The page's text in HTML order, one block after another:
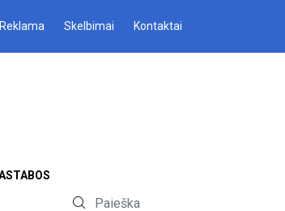
Reklama Skelbimai Kontaktai